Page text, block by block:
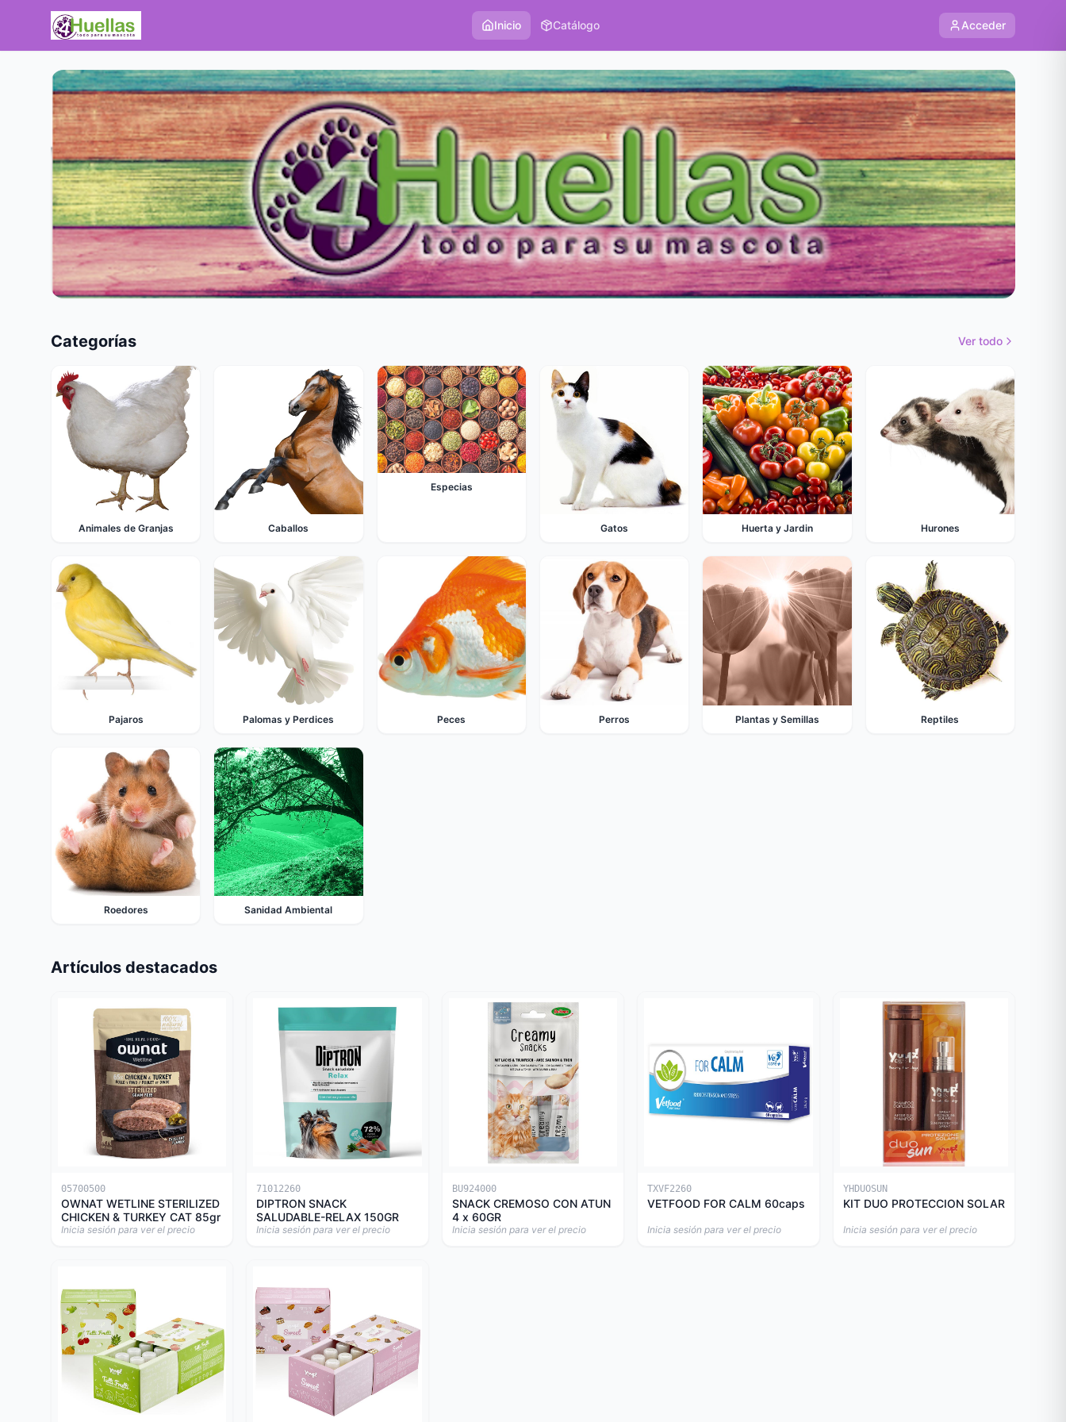
Inicio Catálogo Acceder
Categorías Ver todo
Animales de Granjas Caballos
Especias
Gatos Huerta y Jardin Hurones
Pajaros Palomas y Perdices Peces Perros Plantas y Semillas Reptiles
Roedores Sanidad Ambiental
Artículos destacados
05700500
OWNAT WETLINE STERILIZED
CHICKEN & TURKEY CAT 85gr
Inicia sesión para ver el precio
71012260
DIPTRON SNACK
SALUDABLE-RELAX 150GR
Inicia sesión para ver el precio
BU924000
SNACK CREMOSO CON ATUN
4 x 60GR
Inicia sesión para ver el precio
TXVF2260
VETFOOD FOR CALM 60caps
Inicia sesión para ver el precio
YHDUOSUN
KIT DUO PROTECCION SOLAR
Inicia sesión para ver el precio